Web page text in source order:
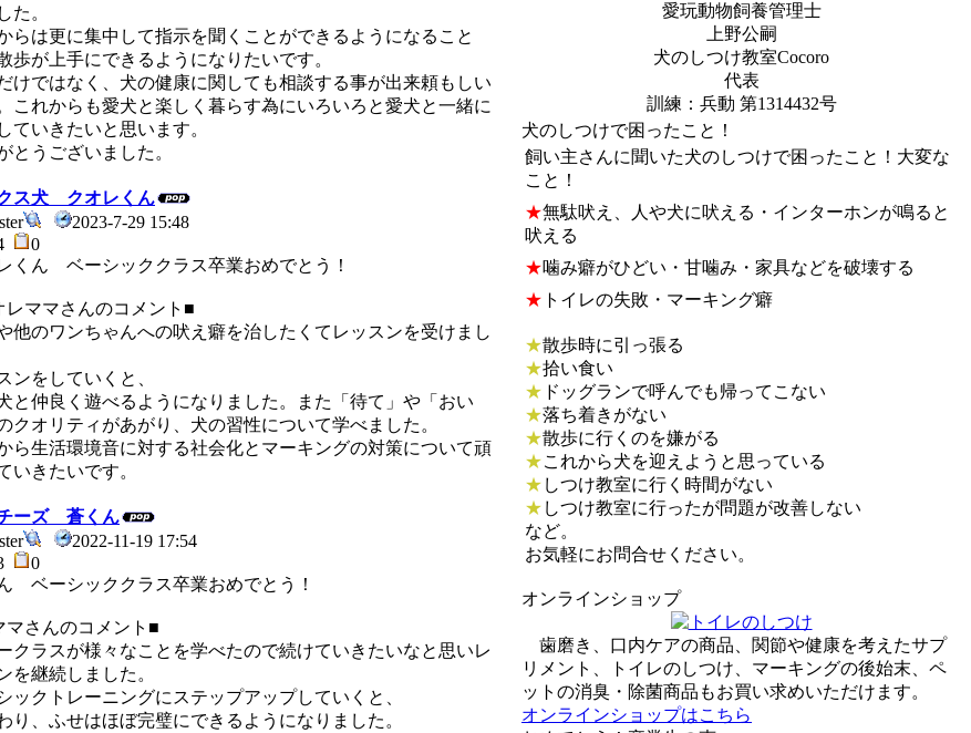
た。
らは更に集中して指示を聞くことができるようになること
歩が上手にできるようになりたいです。
けではなく、犬の健康に関しても相談する事が出来頼もしい
これからも愛犬と楽しく暮らす為にいろいろと愛犬と一緒に
ていきたいと思います。
とうございました。
ス犬 クオレくん
2023-7-29 15:48
0
くん ベーシッククラス卒業おめでとう！
レママさんのコメント■
他のワンちゃんへの吠え癖を治したくてレッスンを受けまし
ンをしていくと、
と仲良く遊べるようになりました。また「待て」や「おい
クオリティがあがり、犬の習性について学べました。
ら生活環境音に対する社会化とマーキングの対策について頑
いきたいです。
ーズ 蒼くん
2022-11-19 17:54
0
ベーシッククラス卒業おめでとう！
マさんのコメント■
クラスが様々なことを学べたので続けていきたいなと思いレ
を継続しました。
ックトレーニングにステップアップしていくと、
り、ふせはほぼ完璧にできるようになりました。
愛玩動物飼養管理士
上野公嗣
犬のしつけ教室Cocoro
代表
訓練：兵動 第1314432号
犬のしつけで困ったこと！
飼い主さんに聞いた犬のしつけで困ったこと！大変な
こと！
★無駄吠え、人や犬に吠える・インターホンが鳴ると
吠える
★噛み癖がひどい・甘噛み・家具などを破壊する
★ トイレの失敗・マーキング癖
★散歩時に引っ張る
★拾い食い
★ ドッグランで呼んでも帰ってこない
★落ち着きがない
★散歩に行くのを嫌がる
★これから犬を迎えようと思っている
★ しつけ教室に行く時間がない
★ しつけ教室に行ったが問題が改善しない
など。
お気軽にお問合せください。
オンラインショップ
歯磨き、口内ケアの商品、関節や健康を考えたサプ
リメント、トイレのしつけ、マーキングの後始末、ペ
ットの消臭・除菌商品もお買い求めいただけます。
オンラインショップはこちら